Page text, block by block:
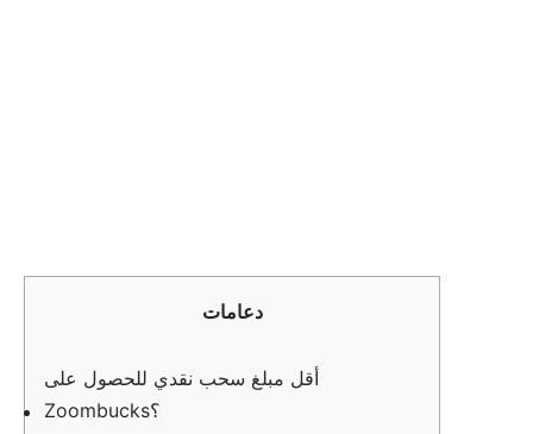
دعامات
أقل مبلغ سحب نقدي للحصول على
Zoombucks؟